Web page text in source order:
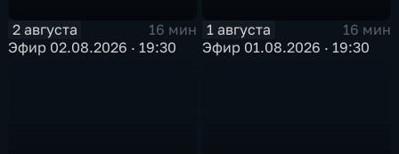
2 августа
16 мин
Эфир 02.08.2026 · 19:30
1 августа
16 мин
Эфир 01.08.2026 · 19:30